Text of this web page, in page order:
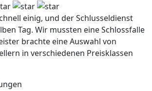
einig, und der Schlusseldienst
Tag. Wir mussten eine Schlossfalle
brachte eine Auswahl von
in verschiedenen Preisklassen